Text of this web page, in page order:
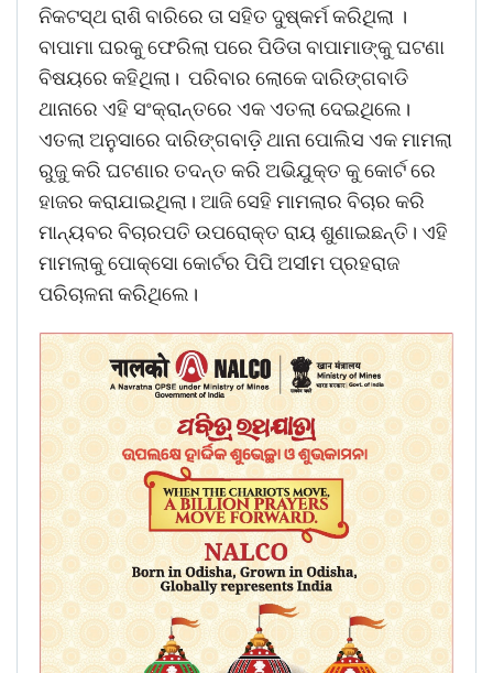
ନିକଟସ୍ଥ ରାଶି ବାରିରେ ତା ସହିତ ଦୁଷ୍କର୍ମ କରିଥିଲା ।
ବାପାମା ଘରକୁ ଫେରିଲା ପରେ ପିଡିତା ବାପାମାଙ୍କୁ ଘଟଣା
ବିଷୟରେ କହିଥିଲା। ପରିବାର ଲୋକେ ଦାରିଙ୍ଗବାଡି
ଥାନାରେ ଏହି ସଂକ୍ରାନ୍ତରେ ଏକ ଏତଲା ଦେଇଥିଲେ।
ଏତଲା ଅନୁସାରେ ଦାରିଙ୍ଗବାଡ଼ି ଥାନା ପୋଲିସ ଏକ ମାମଲା
ରୁଜୁ କରି ଘଟଣାର ତଦନ୍ତ କରି ଅଭିଯୁକ୍ତ କୁ କୋର୍ଟ ରେ
ହାଜର କରାଯାଇଥିଲା। ଆଜି ସେହି ମାମଲାର ବିଚାର କରି
ମାନ୍ୟବର ବିଚାରପତି ଉପରୋକ୍ତ ରାୟ ଶୁଣାଇଛନ୍ତି। ଏହି
ମାମଲାକୁ ପୋକ୍ସୋ କୋର୍ଟର ପିପି ଅସୀମ ପ୍ରହରାଜ
ପରିଚାଳନା କରିଥିଲେ।